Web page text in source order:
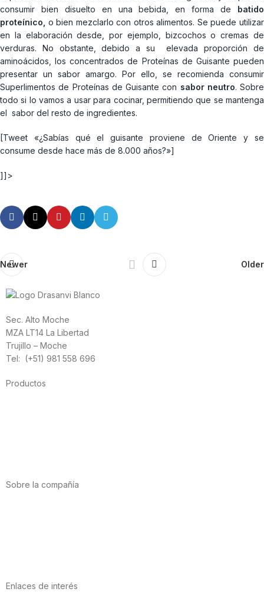
consumir bien disuelto en una bebida, en forma de batido
proteínico, o bien mezclarlo con otros alimentos. Se puede utilizar
en la elaboración desde, por ejemplo, bizcochos o cremas de
verduras. No obstante, debido a su elevada proporción de
aminoácidos, los concentrados de Proteínas de Guisante pueden
presentar un sabor amargo. Por ello, se recomienda consumir
Superlimentos de Proteínas de Guisante con sabor neutro. Sobre
todo si lo vamos a usar para cocinar, permitiendo que se mantenga
el sabor del resto de ingredientes.
[Tweet «¿Sabías qué el guisante proviene de Oriente y se
consume desde hace más de 8.000 años?»]
]]>
Newer Older
Sec. Alto Moche
MZA LT14 La Libertad
Trujillo – Moche
Tel: (+51) 981 558 696
Productos
Sobre la compañía
Enlaces de interés